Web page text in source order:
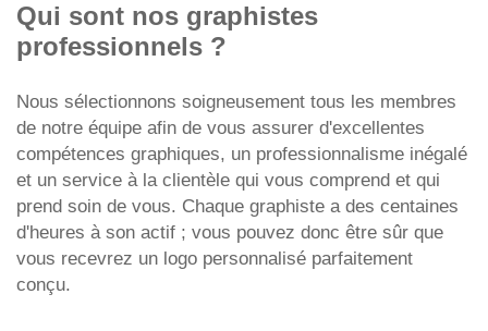
Qui sont nos graphistes
professionnels ?
Nous sélectionnons soigneusement tous les membres
de notre équipe afin de vous assurer d'excellentes
compétences graphiques, un professionnalisme inégalé
et un service à la clientèle qui vous comprend et qui
prend soin de vous. Chaque graphiste a des centaines
d'heures à son actif ; vous pouvez donc être sûr que
vous recevrez un logo personnalisé parfaitement
conçu.